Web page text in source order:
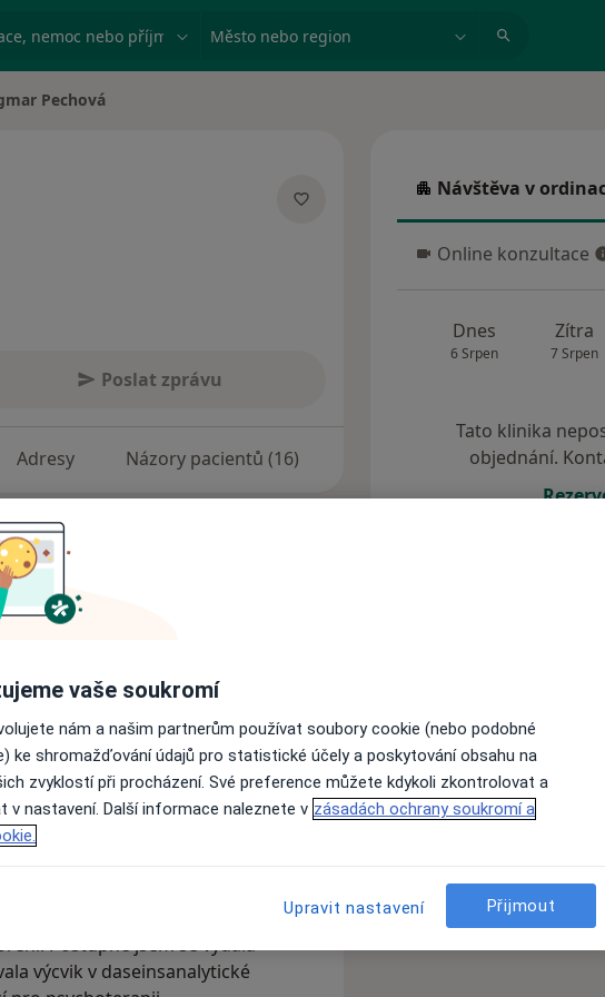
nemoc nebo příjmení Město nebo region
Pechová
Poslat zprávu
Adresy Názory pacientů (16)
mají úzkosti, vnitřní tlak nebo
hlavu, která neumí vypnout, nebo
v minulosti zažila panické ataky, a
může být úzkost a strach,
práce s klienty. Moje profesní
kouč, kde jsem se dlouhodobě
Postupně jsem se vydala
výcvik v daseinsanalytické
Návštěva v
Návštěva v
Online konzultace
Online konzultace
Dnes
6 Srpen
Zítra
7 Srpen
Tato klinika
objednání.
vaše soukromí
nám a našim partnerům používat soubory cookie (nebo podobné
ke shromažďování údajů pro statistické účely a poskytování obsahu na
zvyklostí při procházení. Své preference můžete kdykoli zkontrolovat a
v nastavení. Další informace naleznete v zásadách ochrany soukromí a
Upravit nastavení Přijmout